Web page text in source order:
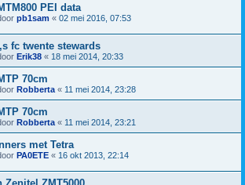
PEI data
pb1sam « 02 mei 2016, 07:53
fc twente stewards
Erik38 « 18 mei 2014, 20:33
70cm
Robberta « 11 mei 2014, 23:28
70cm
Robberta « 11 mei 2014, 23:21
met Tetra
PA0ETE « 16 okt 2013, 22:14